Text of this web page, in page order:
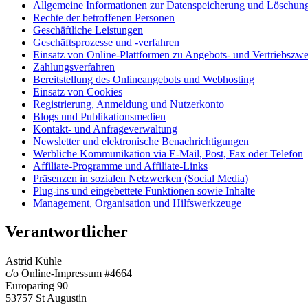
Allgemeine Informationen zur Datenspeicherung und
Rechte der betroffenen Personen
Geschäftliche Leistungen
Geschäftsprozesse und -verfahren
Einsatz von Online-Plattformen zu Angebots- und
Zahlungsverfahren
Bereitstellung des Onlineangebots und Webhosting
Einsatz von Cookies
Registrierung, Anmeldung und Nutzerkonto
Blogs und Publikationsmedien
Kontakt- und Anfrageverwaltung
Newsletter und elektronische Benachrichtigungen
Werbliche Kommunikation via E-Mail, Post, Fax oder Telefon
Affiliate-Programme und Affiliate-Links
Präsenzen in sozialen Netzwerken (Social Media)
Plug-ins und eingebettete Funktionen sowie Inhalte
Management, Organisation und Hilfswerkzeuge
Verantwortlicher
Astrid Kühle
c/o Online-Impressum #4664
Europaring 90
53757 St Augustin